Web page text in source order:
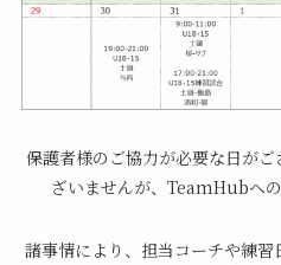
保護者様のご協力が必要な日が
ざいませんが、TeamHubへの
諸事情により、担当コーチや練